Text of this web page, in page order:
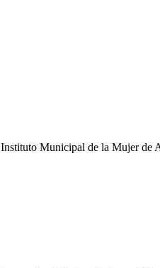
Municipal de la Mujer